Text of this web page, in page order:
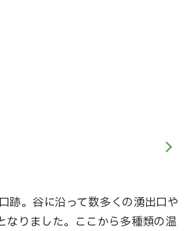
跡。谷に沿って数多くの湧出口や
なりました。ここから多種類の温